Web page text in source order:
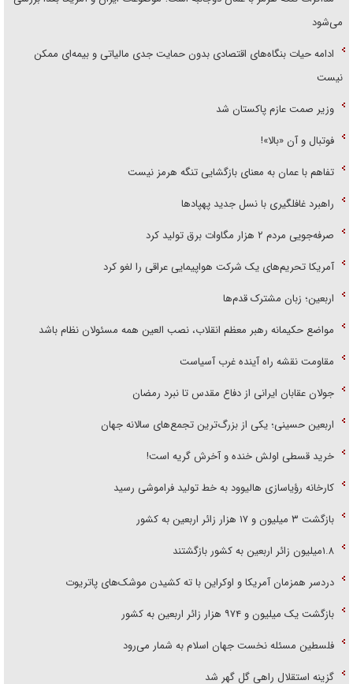
می‌شود
ادامه حیات بنگاه‌های اقتصادی بدون حمایت جدی مالیاتی و بیمه‌ای ممکن
نیست
وزیر صمت عازم پاکستان شد
فوتبال و آن «بالا»!
تفاهم با عمان به معنای بازگشایی تنگه هرمز نیست
راهبرد غافلگیری با نسل جدید پهپاد‌ها
صرفه‌جویی مردم ۲ هزار مگاوات برق تولید کرد
آمریکا تحریم‌های یک شرکت هواپیمایی عراقی را لغو کرد
اربعین؛ زبان مشترک قدم‌ها
مواضع حکیمانه رهبر معظم انقلاب، نصب العین همه مسئولان نظام باشد
مقاومت نقشه راه آینده غرب آسیاست
جولان عقابان ایرانی از دفاع مقدس تا نبرد رمضان
اربعین حسینی؛ یکی از بزرگ‌ترین تجمع‌های سالانه جهان
خرید قسطی اولش خنده و آخرش گریه است!
کارخانه رؤیاسازی هالیوود به خط تولید فراموشی رسید
بازگشت ۳ میلیون و ۱۷ هزار زائر اربعین به کشور
۱.۸میلیون زائر اربعین به کشور بازگشتند
دردسر همزمان آمریکا و اوکراین با ته کشیدن موشک‌های پاتریوت
بازگشت یک میلیون و ۹۷۴ هزار زائر اربعین به کشور
فلسطین مسئله نخست جهان اسلام به شمار می‌رود
گزینه استقلال راهی گل گهر شد